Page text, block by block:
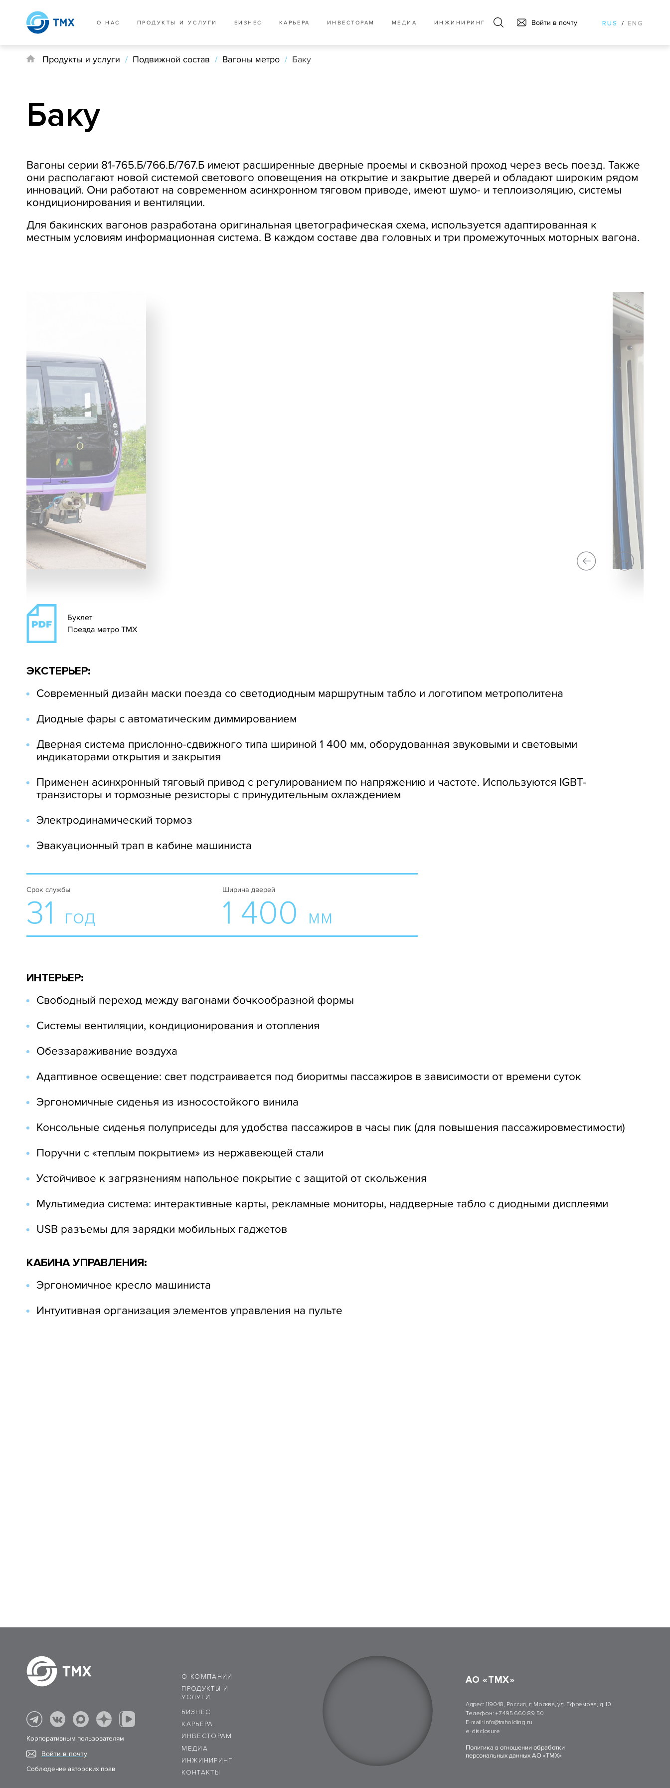
О НАС ПРОДУКТЫ И УСЛУГИ БИЗНЕС КАРЬЕРА ИНВЕСТОРАМ МЕДИА ИНЖИНИРИНГ Войти в почту RUS / ENG
Продукты и услуги / Подвижной состав / Вагоны метро / Баку
Баку
Вагоны серии 81-765.Б/766.Б/767.Б имеют расширенные дверные проемы и сквозной проход через весь поезд. Также
они располагают новой системой светового оповещения на открытие и закрытие дверей и обладают широким рядом
инноваций. Они работают на современном асинхронном тяговом приводе, имеют шумо- и теплоизоляцию, системы
кондиционирования и вентиляции.
Для бакинских вагонов разработана оригинальная цветографическая схема, используется адаптированная к
местным условиям информационная система. В каждом составе два головных и три промежуточных моторных вагона.
Буклет
Поезда метро ТМХ
ЭКСТЕРЬЕР:
Современный дизайн маски поезда со светодиодным маршрутным табло и логотипом метрополитена
Диодные фары с автоматическим диммированием
Дверная система прислонно-сдвижного типа шириной 1 400 мм, оборудованная звуковыми и световыми
индикаторами открытия и закрытия
Применен асинхронный тяговый привод с регулированием по напряжению и частоте. Используются IGBT-
транзисторы и тормозные резисторы с принудительным охлаждением
Электродинамический тормоз
Эвакуационный трап в кабине машиниста
Срок службы
31 год
Ширина дверей
1 400 мм
ИНТЕРЬЕР:
Свободный переход между вагонами бочкообразной формы
Системы вентиляции, кондиционирования и отопления
Обеззараживание воздуха
Адаптивное освещение: свет подстраивается под биоритмы пассажиров в зависимости от времени суток
Эргономичные сиденья из износостойкого винила
Консольные сиденья полуприседы для удобства пассажиров в часы пик (для повышения пассажировместимости)
Поручни с «теплым покрытием» из нержавеющей стали
Устойчивое к загрязнениям напольное покрытие с защитой от скольжения
Мультимедиа система: интерактивные карты, рекламные мониторы, наддверные табло с диодными дисплеями
USB разъемы для зарядки мобильных гаджетов
КАБИНА УПРАВЛЕНИЯ:
Эргономичное кресло машиниста
Интуитивная организация элементов управления на пульте
О КОМПАНИИ
ПРОДУКТЫ И
УСЛУГИ
БИЗНЕС
КАРЬЕРА
ИНВЕСТОРАМ
МЕДИА
ИНЖИНИРИНГ
КОНТАКТЫ
Корпоративным пользователям
Войти в почту
Соблюдение авторских прав
АО «ТМХ»
Адрес: 119048, Россия, г. Москва, ул. Ефремова, д. 10
Телефон: +7 495 660 89 50
E-mail: info@tmholding.ru
e-disclosure
Политика в отношении обработки
персональных данных АО «ТМХ»